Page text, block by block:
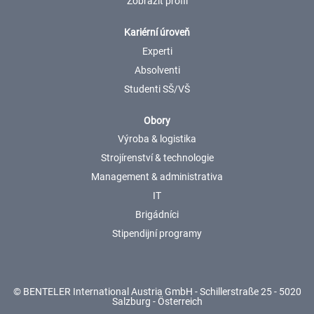
Kariérní úroveň
Experti
Absolventi
Studenti SŠ/VŠ
Obory
Výroba & logistika
Strojírenství & technologie
Management & administrativa
IT
Brigádníci
Stipendijní programy
© BENTELER International Austria GmbH - Schillerstraße 25 - 5020
Salzburg - Österreich